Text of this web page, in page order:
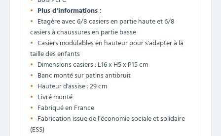
Plus d'informations :
Etagère avec 6/8 casiers en partie haute et 6/8
casiers à chaussures en partie basse
Casiers modulables en hauteur pour s'adapter à la
taille des enfants
Dimensions casiers : L16 x H5 x P15 cm
Banc monté sur patins antibruit
Hauteur d'assise : 29 cm
Livré monté
Fabriqué en France
Fabrication issue de l’économie sociale et solidaire
(ESS)